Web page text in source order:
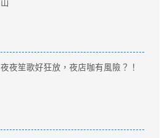
山
夜夜笙歌好狂放，夜店咖有風險？！